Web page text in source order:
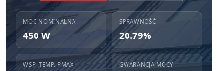
MOC NOMINALNA
450 W
SPRAWNOŚĆ
20.79%
WSP. TEMP. PMAX GWARANCJA MOCY